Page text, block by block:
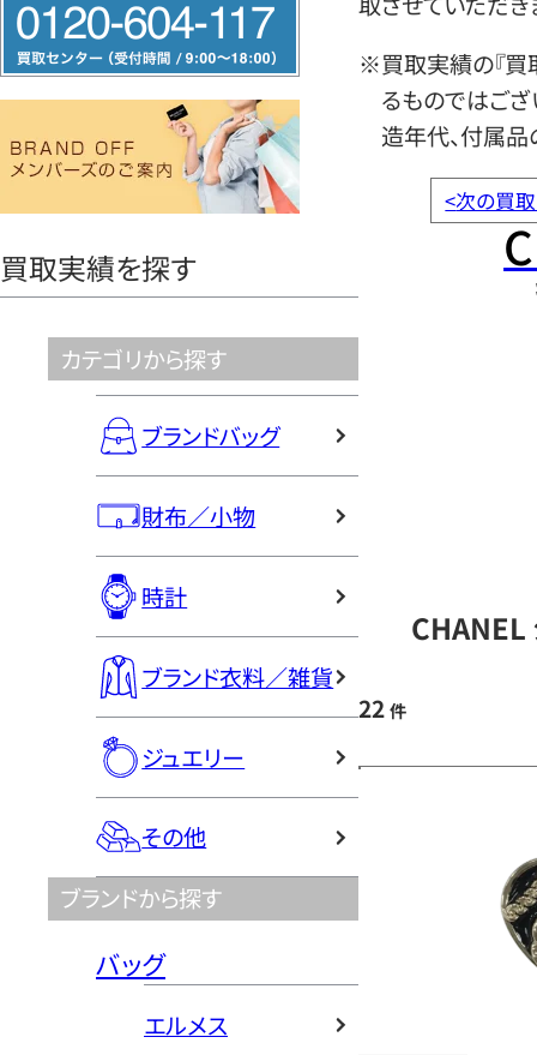
リ
ー
ヤ
買取実績を探す
カテゴリから探す
ブランドバッグ
財布／小物
時計
ブランド衣料／雑貨
ジュエリー
その他
ブランドから探す
バッグ
エルメス
※買取実績の『買
るものではござ
造年代、付属品
<次の買
CHANEL
22 件